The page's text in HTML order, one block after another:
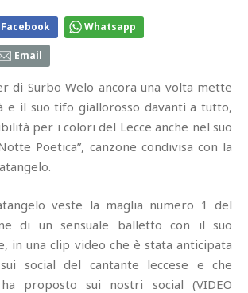
Facebook Whatsapp
Email
di Surbo Welo ancora una volta mette
e il suo tifo giallorosso davanti a tutto,
per i colori del Lecce anche nel suo
Poetica”, canzone condivisa con la
veste la maglia numero 1 del
di un sensuale balletto con il suo
in una clip video che è stata anticipata
social del cantante leccese e che
proposto sui nostri social (VIDEO